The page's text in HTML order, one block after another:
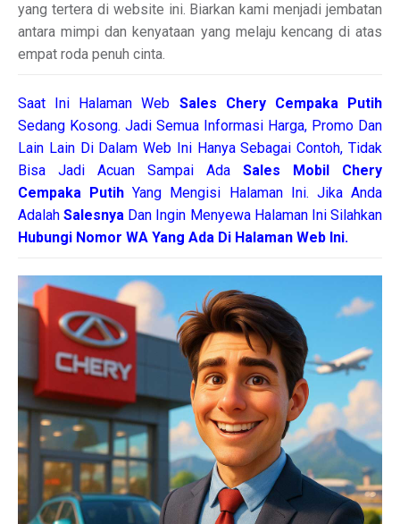
yang tertera di website ini. Biarkan kami menjadi jembatan
antara mimpi dan kenyataan yang melaju kencang di atas
empat roda penuh cinta.
Saat Ini Halaman Web Sales
Chery Cempaka Putih
Sedang Kosong. Jadi Semua Informasi Harga, Promo Dan
Lain Lain Di Dalam Web Ini Hanya Sebagai Contoh, Tidak
Bisa Jadi Acuan Sampai Ada Sales Mobil Chery
Cempaka PutihYang Mengisi Halaman Ini. Jika Anda
AdalahSalesnya Dan Ingin Menyewa Halaman Ini Silahkan
Hubungi Nomor WA Yang Ada Di Halaman Web Ini.